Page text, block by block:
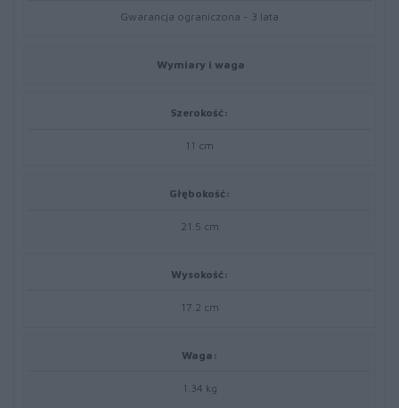
Gwarancja ograniczona - 3 lata
Wymiary i waga
Szerokość:
11 cm
Głębokość:
21.5 cm
Wysokość:
17.2 cm
Waga:
1.34 kg